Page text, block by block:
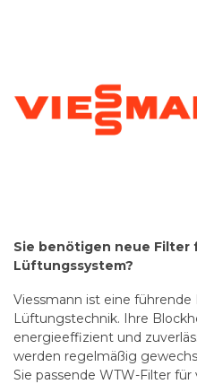
Sie benötigen neue Filter
Lüftungssystem?
Viessmann ist eine
Lüftungstechnik. Ihre
energieeffizient und
werden regelmäßig
Sie passende WTW-Filter